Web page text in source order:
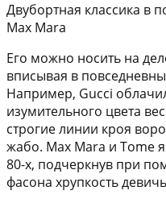
Двубортная классика в
Max Mara
Его можно носить на
вписывая в
Например, Gucci
изумительного цвета
строгие линии кроя
жабо. Max Mara и Tome
80-х, подчеркнув при
фасона хрупкость